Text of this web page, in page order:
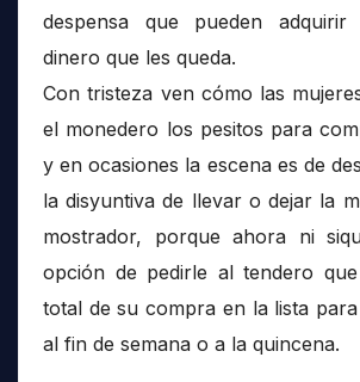
despensa que pueden
dinero que les queda.
Con tristeza ven cómo las
el monedero los pesitos para
y en ocasiones la escena es de
la disyuntiva de llevar o dejar la
mostrador, porque ahora ni
opción de pedirle al tendero
total de su compra en la lista
al fin de semana o a la quincena.